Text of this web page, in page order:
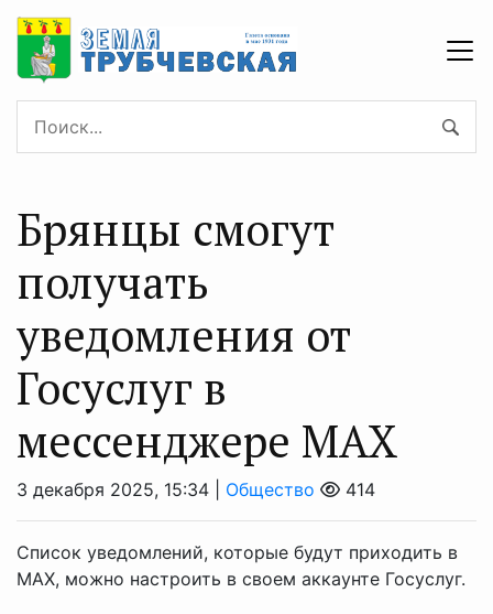
Брянцы смогут
получать
уведомления от
Госуслуг в
мессенджере МАХ
3 декабря 2025, 15:34 | Общество 414
Список уведомлений, которые будут приходить в
МАХ, можно настроить в своем аккаунте Госуслуг.